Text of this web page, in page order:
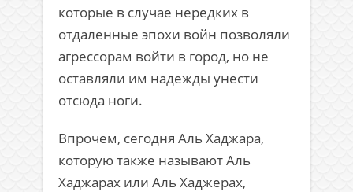
которые в случае нередких в
отдаленные эпохи войн позволяли
агрессорам войти в город, но не
оставляли им надежды унести
отсюда ноги.
Впрочем, сегодня Аль Хаджара,
которую также называют Аль
Хаджарах или Аль Хаджерах,